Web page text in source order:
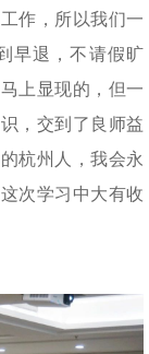
作，所以我们一
早退，不请假旷
上显现的，但一
，交到了良师益
杭州人，我会永
次学习中大有收